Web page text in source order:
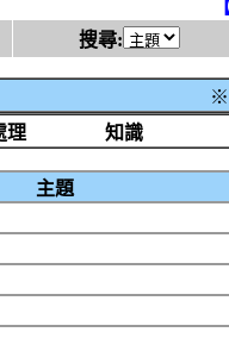
搜尋:
※
理 知識
主題